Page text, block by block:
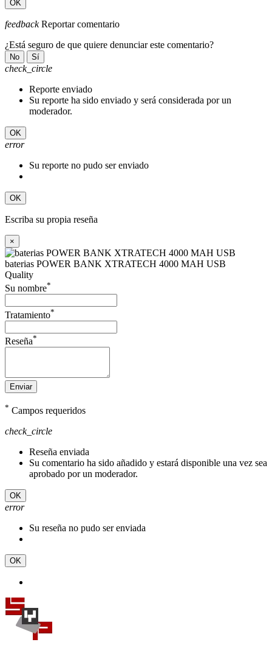
OK
feedback Reportar comentario
¿Está seguro de que quiere denunciar este comentario?
No Sí
check_circle
Reporte enviado
Su reporte ha sido enviado y será considerada por un
moderador.
OK
error
Su reporte no pudo ser enviado
OK
Escriba su propia reseña
×
baterias POWER BANK XTRATECH 4000 MAH USB
Quality
Su nombre*
Tratamiento*
Reseña*
Enviar
* Campos requeridos
check_circle
Reseña enviada
Su comentario ha sido añadido y estará disponible una vez sea
aprobado por un moderador.
OK
error
Su reseña no pudo ser enviada
OK